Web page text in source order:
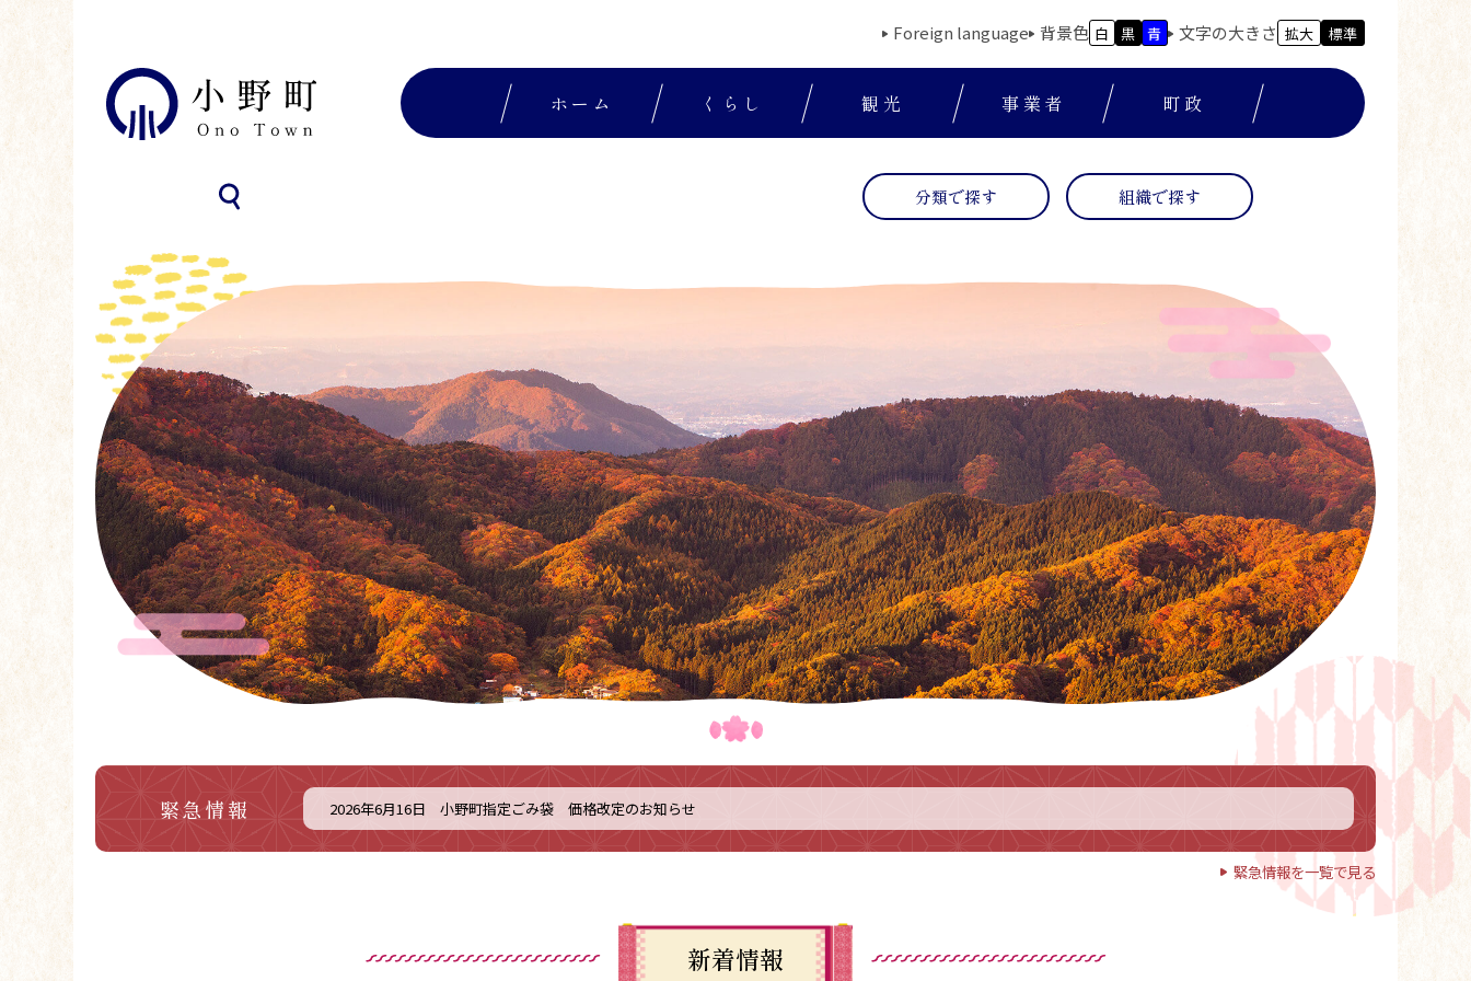
Foreign language 背景色 白 黒 青 文字の大きさ 拡大 標準
ホーム くらし 観光 事業者 町政
分類で探す 組織で探す
緊急情報 2026年6月16日 小野町指定ごみ袋 価格改定のお知らせ
緊急情報を一覧で見る
新着情報